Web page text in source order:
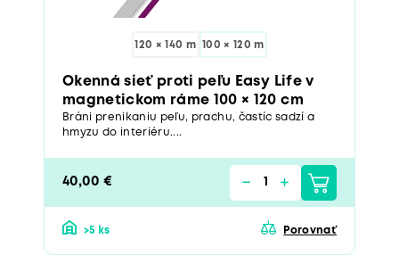
120 × 140 m 100 × 120 m
Okenná sieť proti peľu Easy Life v
magnetickom ráme 100 × 120 cm
Bráni prenikaniu peľu, prachu, častíc sadzí a
hmyzu do interiéru....
40,00 €
>5 ks Porovnať